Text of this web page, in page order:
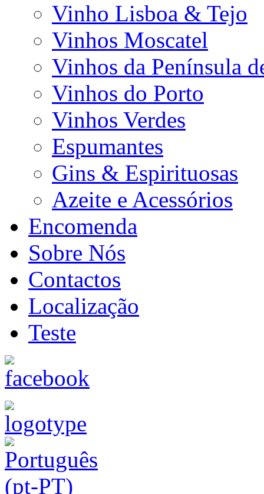
Vinho Lisboa & Tejo
Vinhos Moscatel
Vinhos da Península
Vinhos do Porto
Vinhos Verdes
Espumantes
Gins & Espirituosas
Azeite e Acessórios
Encomenda
Sobre Nós
Contactos
Localização
Teste